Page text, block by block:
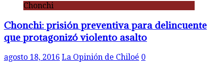
Chonchi
Chonchi: prisión preventiva para delincuente
que protagonizó violento asalto
agosto 18, 2016 La Opinión de Chiloé 0